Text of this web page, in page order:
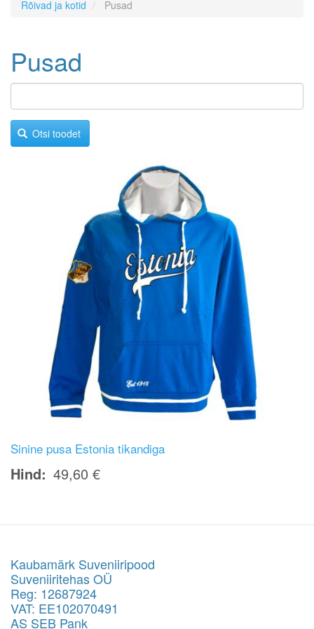
Rõivad ja kotid Pusad
Pusad
Otsi toodet
Sinine pusa Estonia tikandiga
Hind 49,60 €
Kaubamärk Suveniiripood
Suveniiritehas OÜ
Reg: 12687924
VAT: EE102070491
AS SEB Pank